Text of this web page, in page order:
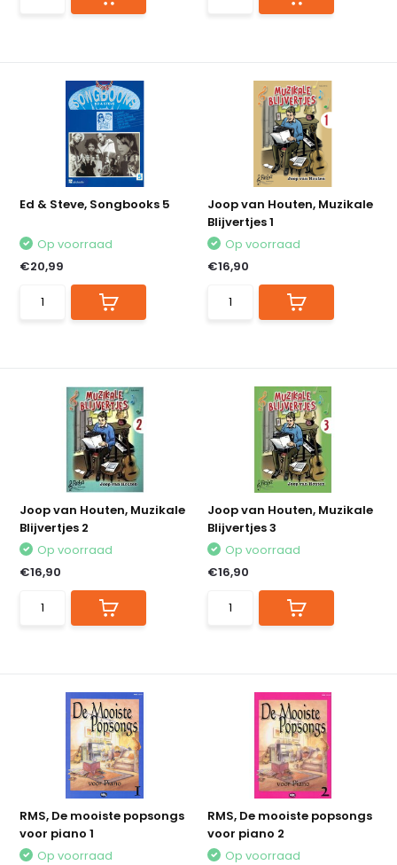
Ed & Steve, Songbooks 5
Op voorraad
€20,99
Joop van Houten, Muzikale
Blijvertjes 1
Op voorraad
€16,90
Joop van Houten, Muzikale
Blijvertjes 2
Op voorraad
€16,90
Joop van Houten, Muzikale
Blijvertjes 3
Op voorraad
€16,90
RMS, De mooiste popsongs
voor piano 1
Op voorraad
RMS, De mooiste popsongs
voor piano 2
Op voorraad